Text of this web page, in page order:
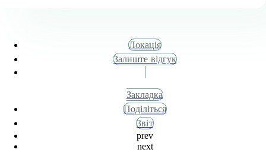
Локація
Залиште відгук
Закладка
Поділіться
Звіт
prev
next